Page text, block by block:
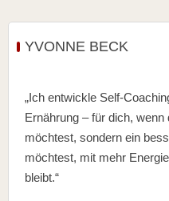
YVONNE BECK
„Ich entwickle Self-
Ernährung – für dich,
möchtest, sondern ein
möchtest, mit mehr
bleibt.“